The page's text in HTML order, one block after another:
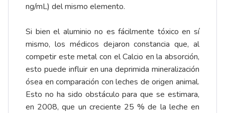
ng/mL) del mismo elemento.
Si bien el aluminio no es fácilmente tóxico en sí
mismo, los médicos dejaron constancia que, al
competir este metal con el Calcio en la absorción,
esto puede influir en una deprimida mineralización
ósea en comparación con leches de origen animal.
Esto no ha sido obstáculo para que se estimara,
en 2008, que un creciente 25 % de la leche en